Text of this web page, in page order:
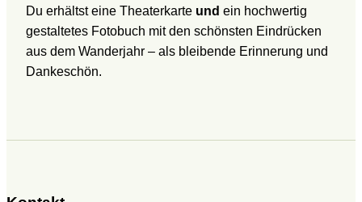
Du erhältst eine Theaterkarte und ein hochwertig
gestaltetes Fotobuch mit den schönsten Eindrücken
aus dem Wanderjahr – als bleibende Erinnerung und
Dankeschön.